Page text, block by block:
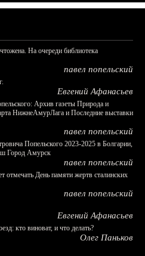
На очереди библиотека
павел попельский
Евгений Афанасьев
Архив газеты Природа и
НижнеАмурЛага и Последние выставки
павел попельский
Попельского 2023-2025 в Болгарии,
Город Амурск
павел попельский
отмечать День памяти жертв сталинских
павел попельский
Евгений Афанасьев
кто виноват, и что делать?
Олег Паньков